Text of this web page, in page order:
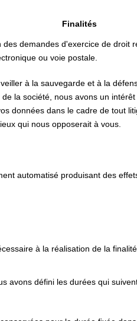
Finalités
des demandes d'exercice de droit
ou voie postale.
à la sauvegarde et à la
de la société, nous avons un
données dans le cadre de tout
qui nous opposerait à vous.
automatisé produisant des
à la réalisation de la
avons défini les durées qui